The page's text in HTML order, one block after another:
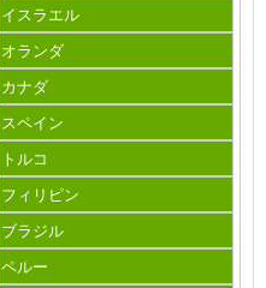
イスラエル
オランダ
カナダ
スペイン
トルコ
フィリピン
ブラジル
ペルー